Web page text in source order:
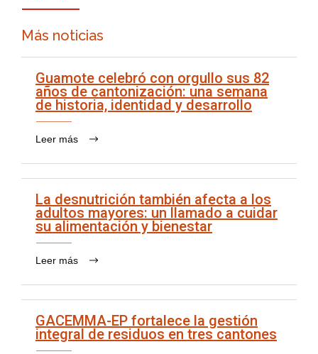
Más noticias
Guamote celebró con orgullo sus 82
años de cantonización: una semana
de historia, identidad y desarrollo
Leer más
La desnutrición también afecta a los
adultos mayores: un llamado a cuidar
su alimentación y bienestar
Leer más
GACEMMA-EP fortalece la gestión
integral de residuos en tres cantones